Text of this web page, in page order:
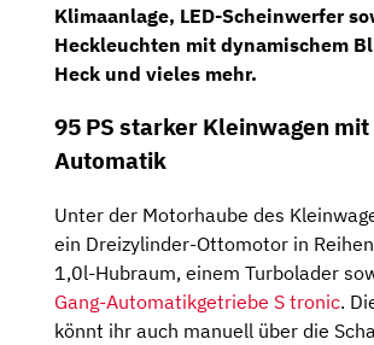
Klimaanlage, LED-Scheinwerfer
Heckleuchten mit dynamischem
Heck und vieles mehr.
95 PS starker Kleinwagen mit
Automatik
Unter der Motorhaube des
ein Dreizylinder-Ottomotor in
1,0l-Hubraum, einem Turbolader
Gang-Automatikgetriebe S tronic.
könnt ihr auch manuell über die